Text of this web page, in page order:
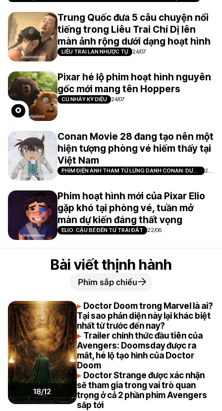
NHÃN
Trung Quốc đưa 5 câu chuyện nổi
tiếng trong Liêu Trai Chí Dị lên
màn ảnh rộng dưới dạng hoạt hình
LIÊU TRAI LAN NHƯỢC TỰ 24/07
Pixar hé lộ phim hoạt hình nguyên
gốc mới mang tên Hoppers
CÚ NHẢY KỲ DIỆU 24/07
Conan Movie 28 đang tạo nên một
hiện tượng phòng vé hiếm thấy tại
Việt Nam
PHIM ĐIỆN ẢNH THÁM TỬ LỪNG DANH CONAN: DƯ
ẢNH CỦA ĐỘC NHÃN
21/
Phim hoạt hình mới của Pixar Elio
gặp khó tại phòng vé, tuần mở
màn dự kiến đáng thất vọng
ELIO: CẬU BÉ ĐẾN TỪ TRÁI ĐẤT 22/06
Bài viết thịnh hành
Phim sắp chiếu
18/12
Doctor Doom trong Marvel là ai?
Tại sao phản diện này lại khác biệt
nhất từ trước đến nay?
Trailer chính thức đầu tiên của
Avengers: Doomsday được ra
mắt, hé lộ tạo hình của Doctor
Doom
Doctor Strange được xác nhận
sẽ tham gia trong vai trò quan
trọng ở cả 2 phần phim Avengers
sắp tới